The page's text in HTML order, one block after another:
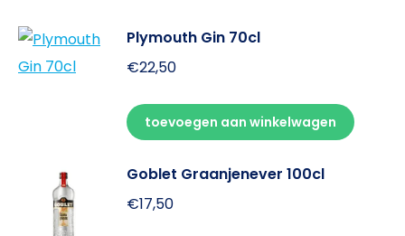
Plymouth Gin 70cl
€22,50
toevoegen aan winkelwagen
Goblet Graanjenever 100cl
€17,50